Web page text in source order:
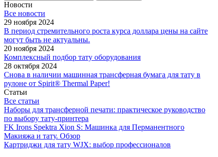
Новости
Все новости
29 ноября 2024
В период стремительного роста курса доллара цены на сайте
могут быть не актуальны.
20 ноября 2024
Комплексный подбор тату оборудования
28 октября 2024
Снова в наличии машинная трансферная бумага для тату в
рулоне от Spirit® Thermal Paper!
Статьи
Все статьи
Наборы для трансферной печати: практическое руководство
по выбору тату‑принтера
FK Irons Spektra Xion S: Машинка для Перманентного
Макияжа и тату. Обзор
Картриджи для тату WJX: выбор профессионалов